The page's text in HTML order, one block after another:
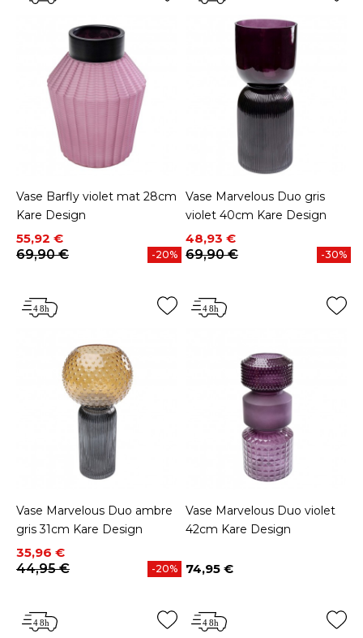
Vase Barfly violet mat 28cm
Kare Design
Prix
55,92 €
Prix de base
69,90 €
-20%
Vase Marvelous Duo gris
violet 40cm Kare Design
Prix
48,93 €
Prix de base
69,90 €
-30%
Vase Marvelous Duo ambre
gris 31cm Kare Design
Prix
35,96 €
Prix de base
44,95 €
-20%
Vase Marvelous Duo violet
42cm Kare Design
Prix
74,95 €